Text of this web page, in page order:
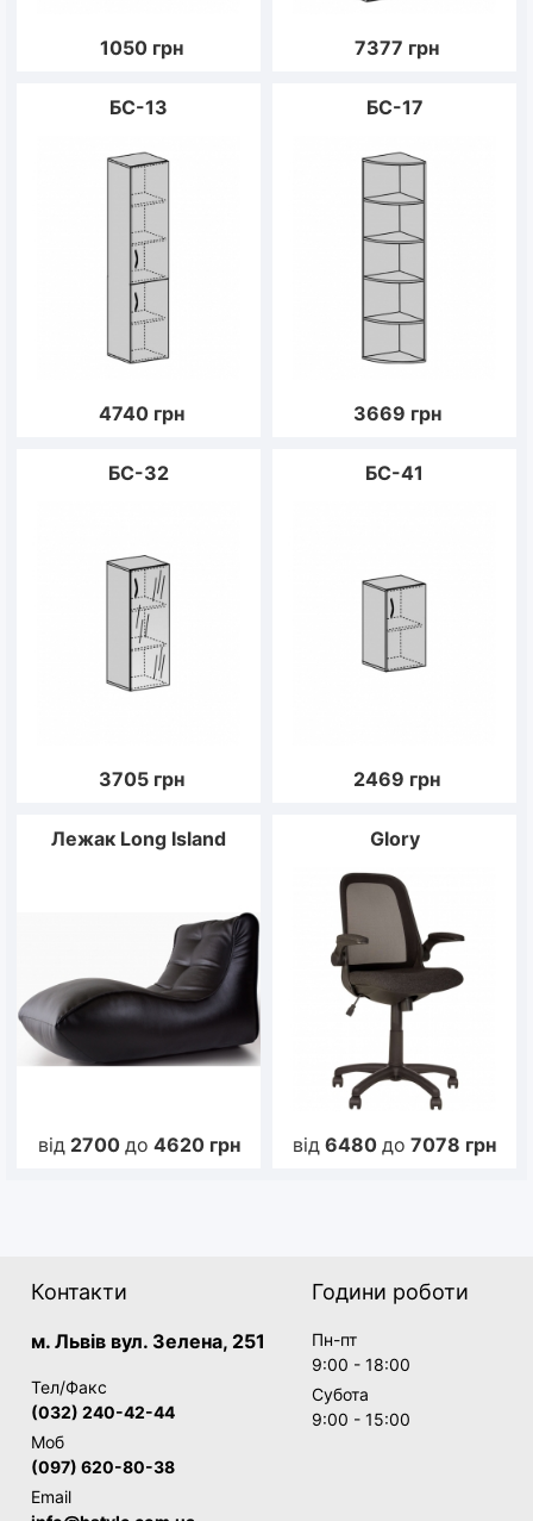
1050 грн 7377 грн
БС-13
4740 грн
БС-17
3669 грн
БС-32
3705 грн
БС-41
2469 грн
Лежак Long Island
від 2700 до 4620 грн
Glory
від 6480 до 7078 грн
Контакти
м. Львів вул. Зелена, 251
Тел/Факс
(032) 240-42-44
Моб
(097) 620-80-38
Email
Години роботи
Пн-пт
9:00 - 18:00
Субота
9:00 - 15:00